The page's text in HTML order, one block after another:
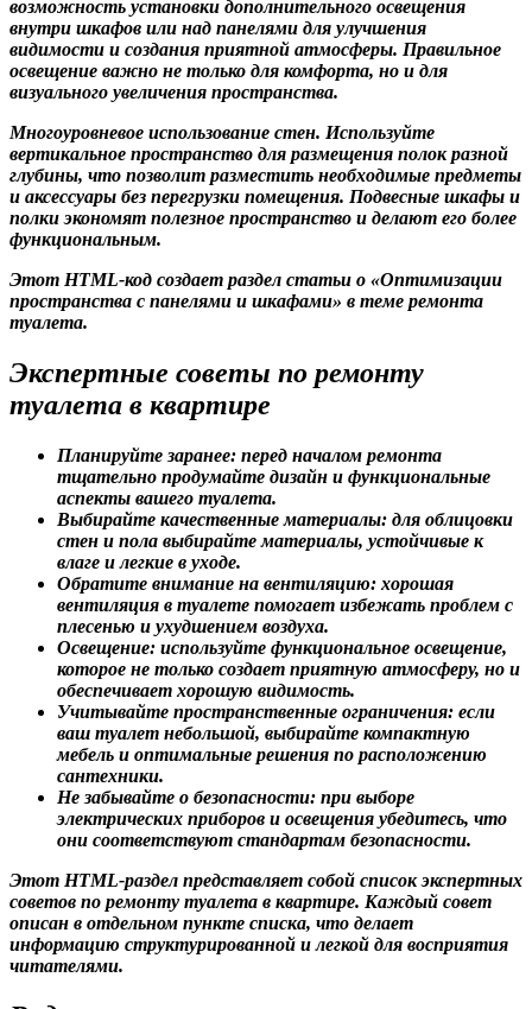
возможность установки дополнительного освещения
внутри шкафов или над панелями для улучшения
видимости и создания приятной атмосферы. Правильное
освещение важно не только для комфорта, но и для
визуального увеличения пространства.
Многоуровневое использование стен. Используйте
вертикальное пространство для размещения полок разной
глубины, что позволит разместить необходимые предметы
и аксессуары без перегрузки помещения. Подвесные шкафы и
полки экономят полезное пространство и делают его более
функциональным.
Этот HTML-код создает раздел статьи о «Оптимизации
пространства с панелями и шкафами» в теме ремонта
туалета.
Экспертные советы по ремонту
туалета в квартире
Планируйте заранее: перед началом ремонта
тщательно продумайте дизайн и функциональные
аспекты вашего туалета.
Выбирайте качественные материалы: для облицовки
стен и пола выбирайте материалы, устойчивые к
влаге и легкие в уходе.
Обратите внимание на вентиляцию: хорошая
вентиляция в туалете помогает избежать проблем с
плесенью и ухудшением воздуха.
Освещение: используйте функциональное освещение,
которое не только создает приятную атмосферу, но и
обеспечивает хорошую видимость.
Учитывайте пространственные ограничения: если
ваш туалет небольшой, выбирайте компактную
мебель и оптимальные решения по расположению
сантехники.
Не забывайте о безопасности: при выборе
электрических приборов и освещения убедитесь, что
они соответствуют стандартам безопасности.
Этот HTML-раздел представляет собой список экспертных
советов по ремонту туалета в квартире. Каждый совет
описан в отдельном пункте списка, что делает
информацию структурированной и легкой для восприятия
читателями.